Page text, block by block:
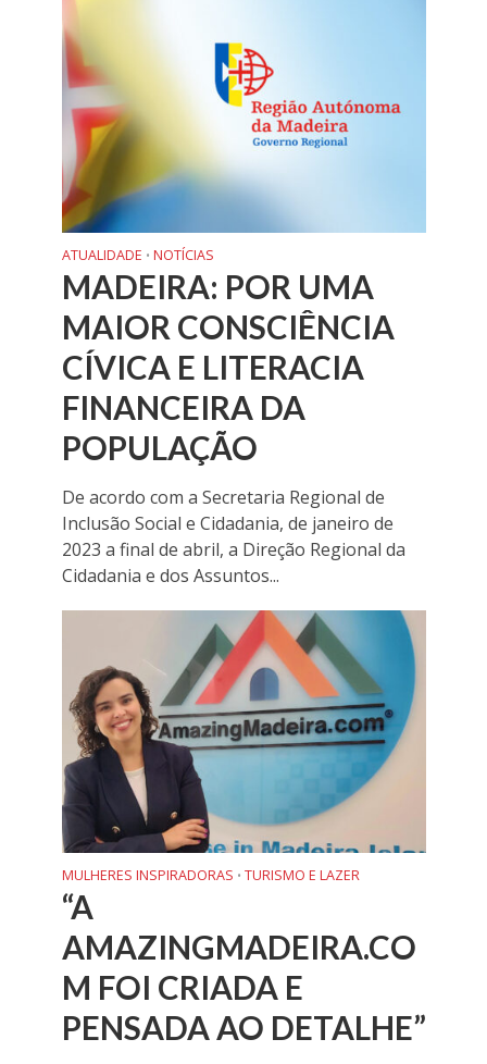
ATUALIDADE • NOTÍCIAS
MADEIRA: POR UMA
MAIOR CONSCIÊNCIA
CÍVICA E LITERACIA
FINANCEIRA DA
POPULAÇÃO
De acordo com a Secretaria Regional de
Inclusão Social e Cidadania, de janeiro de
2023 a final de abril, a Direção Regional da
Cidadania e dos Assuntos...
MULHERES INSPIRADORAS • TURISMO E LAZER
“A
AMAZINGMADEIRA.CO
M FOI CRIADA E
PENSADA AO DETALHE”